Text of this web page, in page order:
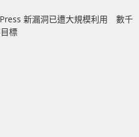
新漏洞已遭大規模利用 數千
標